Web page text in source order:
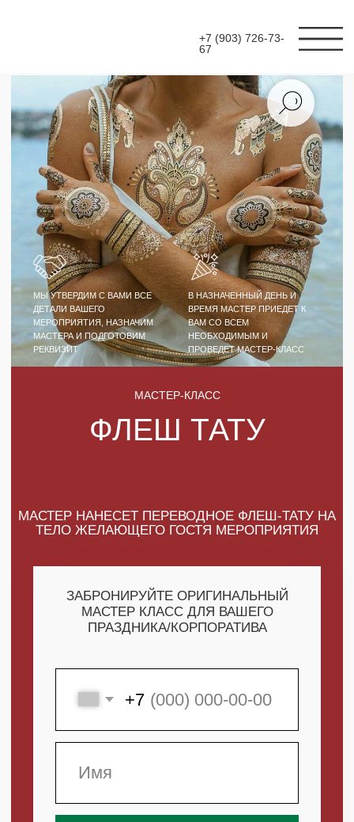
ЗАБРОНИРУЙТЕ ОРИГИНАЛЬНЫЙ
МАСТЕР КЛАСС ДЛЯ ВАШЕГО
ПОЛУЧИТЬ МАКСИМУМ
ВЫГОДЫ
ФЛЕШ ТАТУ
МАСТЕР-КЛАСС
МАСТЕР НАНЕСЕТ ПЕРЕВОДНОЕ ФЛЕШ-ТАТУ НА
МЫ УТВЕРДИМ С ВАМИ ВСЕ
ДЕТАЛИ ВАШЕГО
МЕРОПРИЯТИЯ, НАЗНАЧИМ
МАСТЕРА И ПОДГОТОВИМ
РЕКВИЗИТ
В НАЗНАЧЕННЫЙ ДЕНЬ И
ВРЕМЯ МАСТЕР ПРИЕДЕТ К
ВАМ СО ВСЕМ
НЕОБХОДИМЫМ И
ПРОВЕДЕТ МАСТЕР-КЛАСС
СКАЧАТЬ КАТАЛОГ